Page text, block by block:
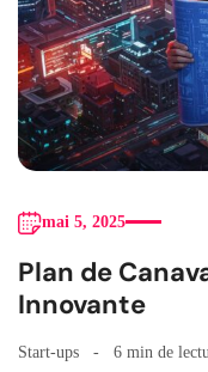
mai 5, 2025
Plan de
Innovante
Start-ups 6 min de